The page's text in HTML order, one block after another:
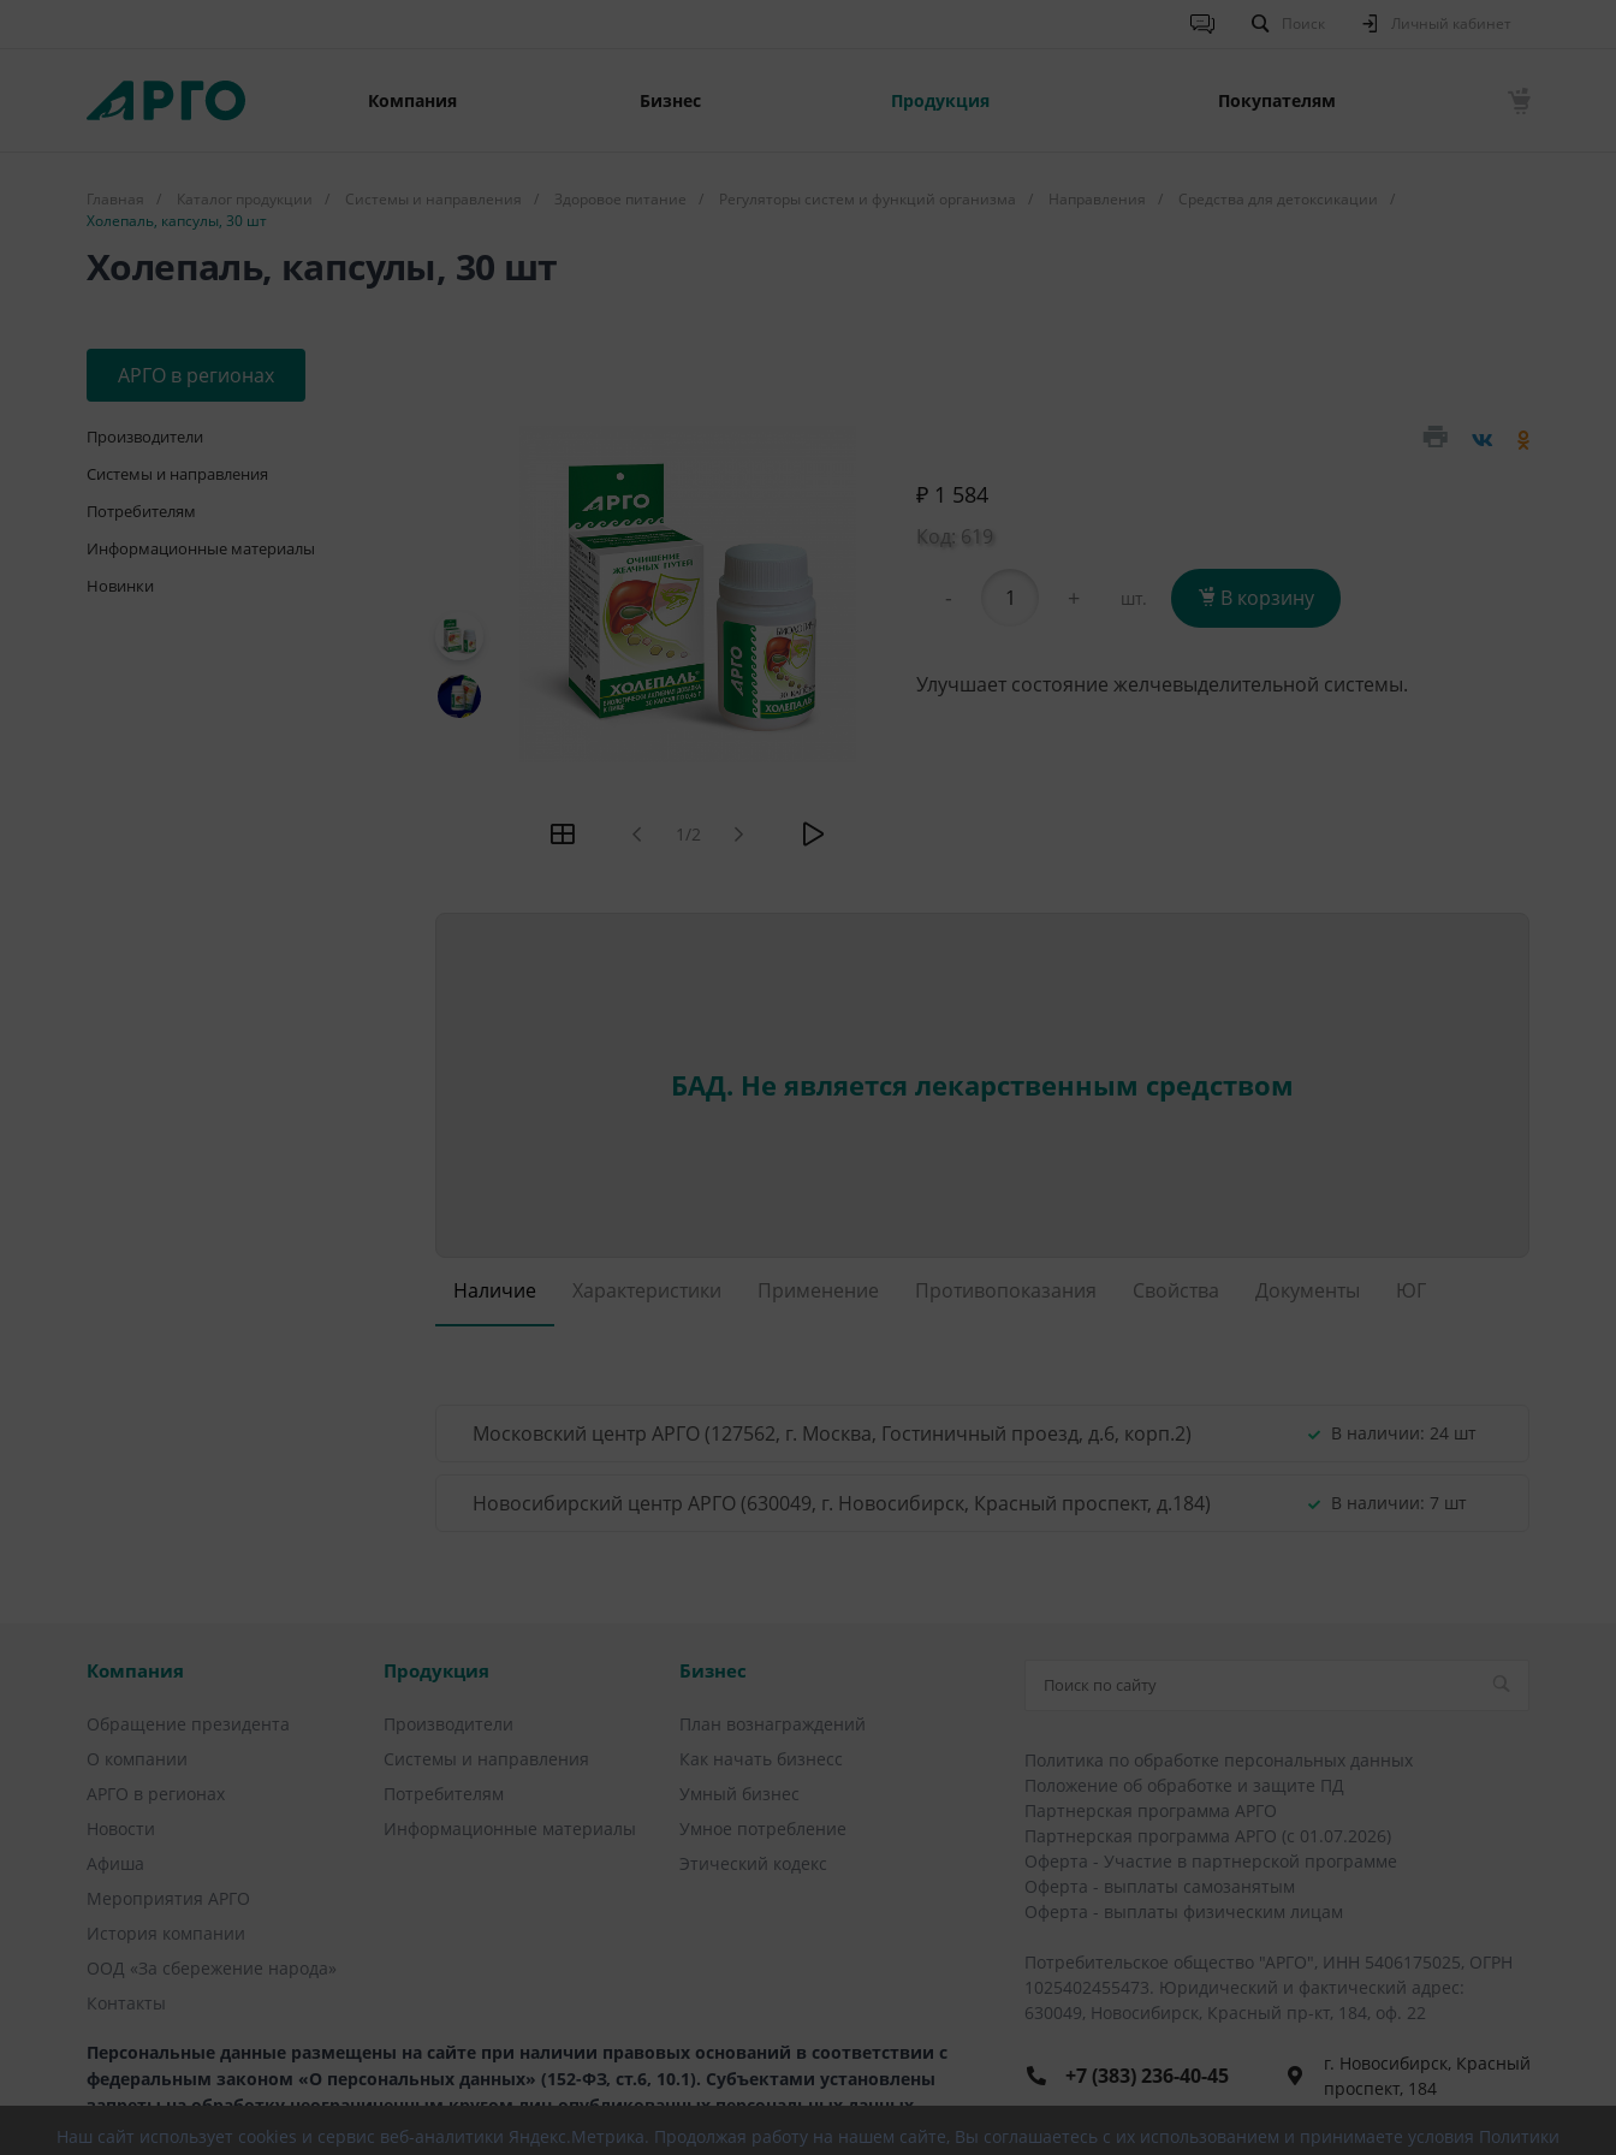
Поиск Личный кабинет
Компания Бизнес Продукция Покупателям
Главная / Каталог продукции / Системы и направления / Здоровое питание / Регуляторы систем и функций организма / Направления / Средства для детоксикации
/
Холепаль, капсулы, 30 шт
Холепаль, капсулы, 30 шт
АРГО в регионах
Производители
Системы и направления
Потребителям
Информационные материалы
Новинки
1/2
₽ 1 584
Код: 619
- + шт. В корзину
Улучшает состояние желчевыделительной системы.
БАД. Не является лекарственным средством
Наличие Характеристики Применение Противопоказания Свойства Документы ЮГ
Московский центр АРГО (127562, г. Москва, Гостиничный проезд, д.6, корп.2) В наличии: 24 шт
Новосибирский центр АРГО (630049, г. Новосибирск, Красный проспект, д.184) В наличии: 7 шт
Компания
Обращение президента
О компании
АРГО в регионах
Новости
Афиша
Мероприятия АРГО
История компании
ООД «За сбережение народа»
Контакты
Продукция
Производители
Системы и направления
Потребителям
Информационные материалы
Бизнес
План вознаграждений
Как начать бизнесс
Умный бизнес
Умное потребление
Этический кодекс
Персональные данные размещены на сайте при наличии правовых оснований в соответствии с
федеральным законом «О персональных данных» (152-ФЗ, ст.6, 10.1). Субъектами установлены
запреты на обработку неограниченным кругом лиц опубликованных персональных данных.
Политика по обработке персональных данных
Положение об обработке и защите ПД
Партнерская программа АРГО
Партнерская программа АРГО (с 01.07.2026)
Оферта - Участие в партнерской программе
Оферта - выплаты самозанятым
Оферта - выплаты физическим лицам
Потребительское общество "АРГО", ИНН 5406175025, ОГРН
1025402455473. Юридический и фактический адрес:
630049, Новосибирск, Красный пр-кт, 184, оф. 22
+7 (383) 236-40-45
г. Новосибирск, Красный
проспект, 184
8 (800) 700-56-43
Наш сайт использует cookies и сервис веб-аналитики Яндекс.Метрика. Продолжая работу на нашем сайте, Вы соглашаетесь с их использованием и принимаете условия Политики